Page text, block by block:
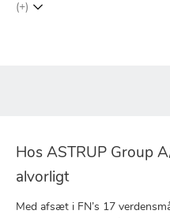
(+)
Hos ASTRUP Group
alvorligt
Med afsæt i FN’s 17